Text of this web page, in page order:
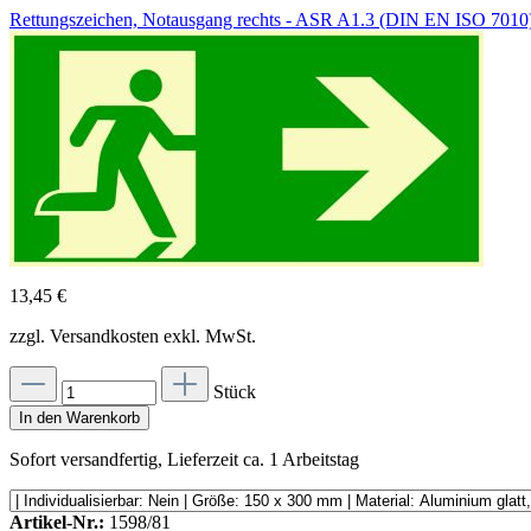
Rettungszeichen, Notausgang rechts - ASR A1.3 (DIN EN ISO
13,45 €
zzgl. Versandkosten exkl. MwSt.
Stück
In den Warenkorb
Sofort versandfertig, Lieferzeit ca. 1 Arbeitstag
Artikel-Nr.: 1598/81